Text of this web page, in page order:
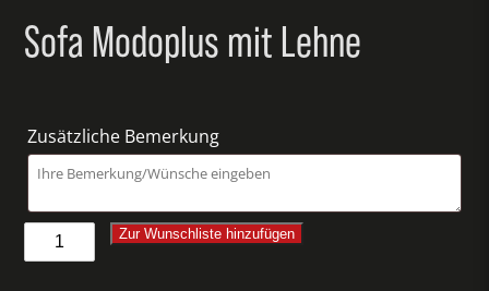
Sofa Modoplus mit Lehne
Zusätzliche Bemerkung
Sofa
Modoplus
Zur Wunschliste hinzufügen